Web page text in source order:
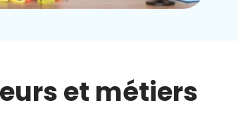
et métiers